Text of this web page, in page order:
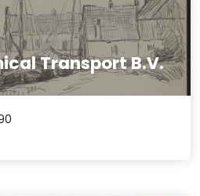
Transport B.V.